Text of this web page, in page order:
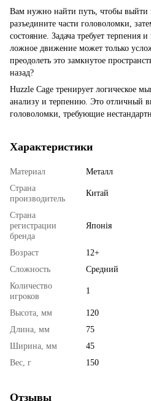
Вам нужно найти путь, чтобы выйти
разъедините части головоломки,
состояние. Задача требует терпения
ложное движение может только
преодолеть это замкнутое
назад?
Huzzle Cage тренирует логическое
анализу и терпению. Это отличный
головоломки, требующие
Характеристики
Материал
Металл
Страна
производитель
Китай
Страна
регистрации
бренда
Японія
Возраст
12+
Сложность
Средний
Количество
игроков
1
Высота, мм
120
Длина, мм
75
Ширина, мм
45
Вес, г
150
Отзывы